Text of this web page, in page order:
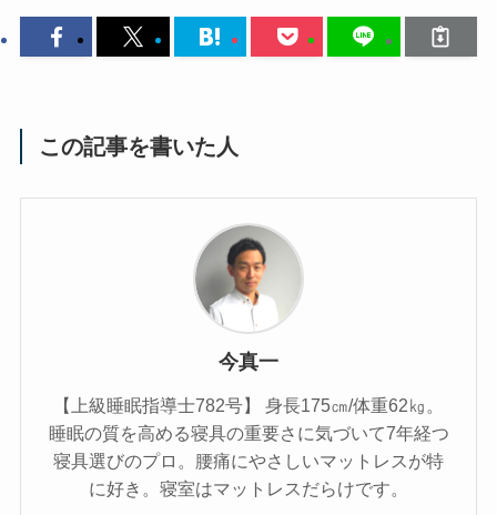
この記事を書いた人
今真一
【上級睡眠指導士782号】 身長175㎝/体重62㎏。
睡眠の質を高める寝具の重要さに気づいて7年経つ
寝具選びのプロ。腰痛にやさしいマットレスが特
に好き。寝室はマットレスだらけです。